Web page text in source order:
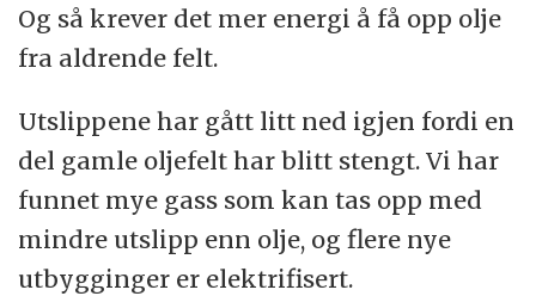
Og så krever det mer energi å få opp olje
fra aldrende felt.
Utslippene har gått litt ned igjen fordi en
del gamle oljefelt har blitt stengt. Vi har
funnet mye gass som kan tas opp med
mindre utslipp enn olje, og flere nye
utbygginger er elektrifisert.